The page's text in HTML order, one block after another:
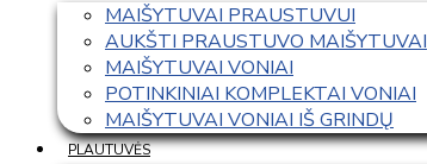
MAIŠYTUVAI PRAUSTUVUI
AUKŠTI PRAUSTUVO MAIŠYTUVAI
MAIŠYTUVAI VONIAI
POTINKINIAI KOMPLEKTAI VONIAI
MAIŠYTUVAI VONIAI IŠ GRINDŲ
PLAUTUVĖS